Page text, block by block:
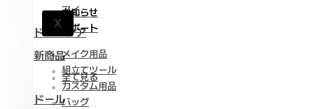
アイ
ドールケア
メイク用品
組立てツール
カスタム用品
バッグ
X
お知らせ
サポート
新商品
全て見る
ドール